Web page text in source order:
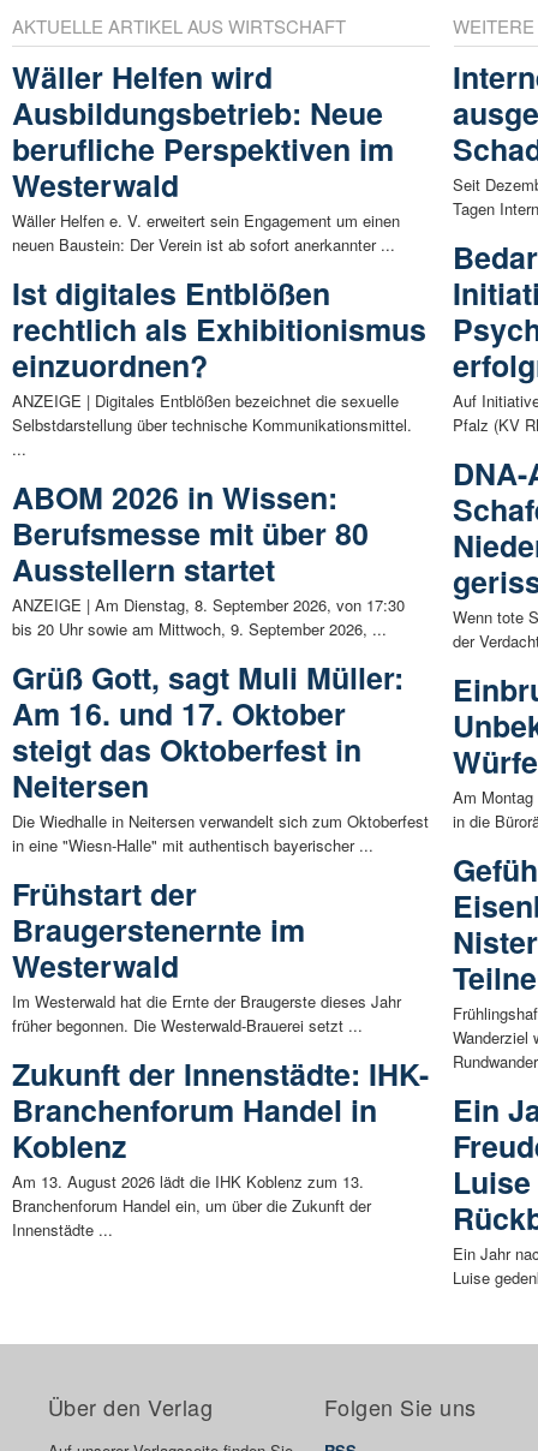
AKTUELLE ARTIKEL AUS WIRTSCHAFT
Wäller Helfen wird
Ausbildungsbetrieb: Neue
berufliche Perspektiven im
Westerwald
Wäller Helfen e. V. erweitert sein Engagement um einen
neuen Baustein: Der Verein ist ab sofort anerkannter ...
Ist digitales Entblößen
rechtlich als Exhibitionismus
einzuordnen?
ANZEIGE | Digitales Entblößen bezeichnet die sexuelle
Selbstdarstellung über technische Kommunikationsmittel.
...
ABOM 2026 in Wissen:
Berufsmesse mit über 80
Ausstellern startet
ANZEIGE | Am Dienstag, 8. September 2026, von 17:30
bis 20 Uhr sowie am Mittwoch, 9. September 2026, ...
Grüß Gott, sagt Muli Müller:
Am 16. und 17. Oktober
steigt das Oktoberfest in
Neitersen
Die Wiedhalle in Neitersen verwandelt sich zum Oktoberfest
in eine "Wiesn-Halle" mit authentisch bayerischer ...
Frühstart der
Braugerstenernte im
Westerwald
Im Westerwald hat die Ernte der Braugerste dieses Jahr
früher begonnen. Die Westerwald-Brauerei setzt ...
Zukunft der Innenstädte: IHK-
Branchenforum Handel in
Koblenz
Am 13. August 2026 lädt die IHK Koblenz zum 13.
Branchenforum Handel ein, um über die Zukunft der
Innenstädte ...
Seit
Tagen
Auf
Pfalz (KV
Wenn tote
der
Am
in die
Wanderziel
Ein
Ein Jahr
Luise
Über den Verlag Folgen Sie uns